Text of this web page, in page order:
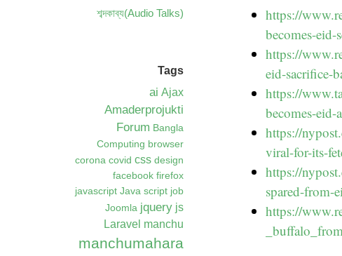
https://
becomes-
https://
eid-sacrifice-
https://
becomes-eid-
https://
viral-for-its-
https://
spared-from-
https://
শব্দকাব্য(Audio Talks)
Tags
ai Ajax
Amaderprojukti
Forum Bangla
Computing browser
corona covid css design
facebook firefox
javascript Java script job
Joomla jquery js
Laravel manchu
manchumahara